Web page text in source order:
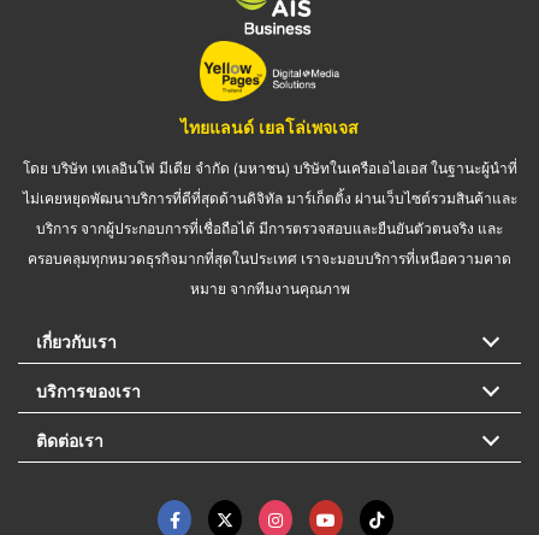
ไทยแลนด์ เยลโล่เพจเจส
โดย บริษัท เทเลอินโฟ มีเดีย จำกัด (มหาชน) บริษัทในเครือเอไอเอส ในฐานะผู้นำที่
ไม่เคยหยุดพัฒนาบริการที่ดีที่สุดด้านดิจิทัล มาร์เก็ตติ้ง ผ่านเว็บไซต์รวมสินค้าและ
บริการ จากผู้ประกอบการที่เชื่อถือได้ มีการตรวจสอบและยืนยันตัวตนจริง และ
ครอบคลุมทุกหมวดธุรกิจมากที่สุดในประเทศ เราจะมอบบริการที่เหนือความคาด
หมาย จากทีมงานคุณภาพ
เกี่ยวกับเรา
บริการของเรา
ติดต่อเรา